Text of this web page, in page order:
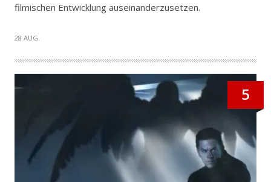
filmischen Entwicklung auseinanderzusetzen.
28 AUG.
5